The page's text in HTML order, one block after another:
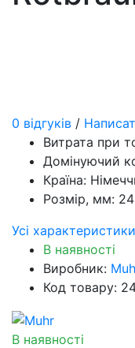
0 відгуків /
Витрата при
Домінуючий
Країна:
Розмір, мм:
Усі характеристики
В наявності
Виробник:
Код товару:
В наявності